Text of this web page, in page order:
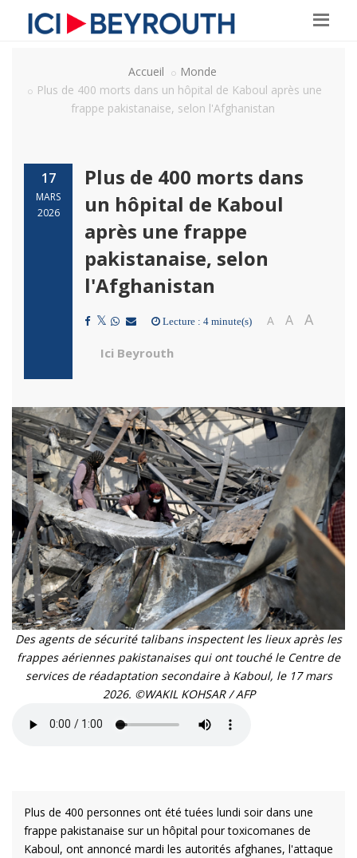
Accueil
Monde
Plus de 400 morts dans un hôpital de Kaboul après une
frappe pakistanaise, selon l'Afghanistan
17
MARS
2026
Plus de 400 morts dans
un hôpital de Kaboul
après une frappe
pakistanaise, selon
l'Afghanistan
Lecture : 4 minute(s) A A A
Ici Beyrouth
Des agents de sécurité talibans inspectent les lieux après les
frappes aériennes pakistanaises qui ont touché le Centre de
services de réadaptation secondaire à Kaboul, le 17 mars
2026. ©WAKIL KOHSAR / AFP
Plus de 400 personnes ont été tuées lundi soir dans une
frappe pakistanaise sur un hôpital pour toxicomanes de
Kaboul, ont annoncé mardi les autorités afghanes, l'attaque